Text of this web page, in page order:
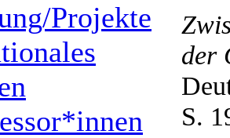
Projekte
der
S.